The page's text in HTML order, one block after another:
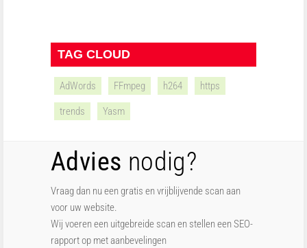
TAG CLOUD
AdWords FFmpeg h264 https
trends Yasm
Advies nodig?
Vraag dan nu een gratis en vrijblijvende scan aan
voor uw website.
Wij voeren een uitgebreide scan en stellen een SEO-
rapport op met aanbevelingen